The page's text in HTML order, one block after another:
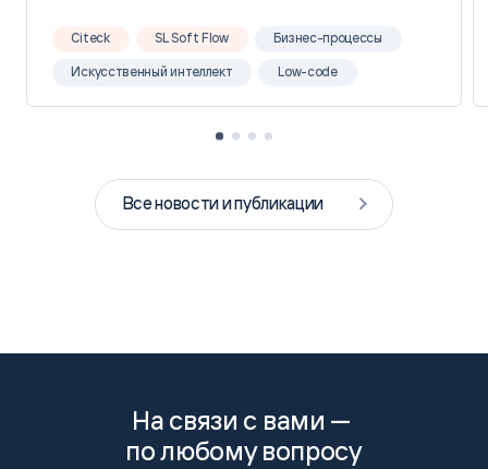
Citeck SL Soft Flow Бизнес-процессы
Искусственный интеллект Low-code
Все новости и публикации
На связи с вами —
по любому вопросу